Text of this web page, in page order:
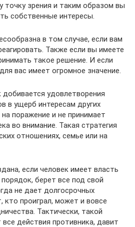
точку зрения и таким образом вы
собственные интересы.
в том случае, если вам
Также если вы имеете
такое решение. И если
вас имеет огромное значение.
добивается удовлетворения
в ущерб интересам других
поражение и не принимает
во внимание. Такая стратегия
отношениях, семье или на
если человек имеет власть
берет все под свой
не дает долгосрочных
кто проиграл, может и вовсе
Тактически, такой
действия противника, давит